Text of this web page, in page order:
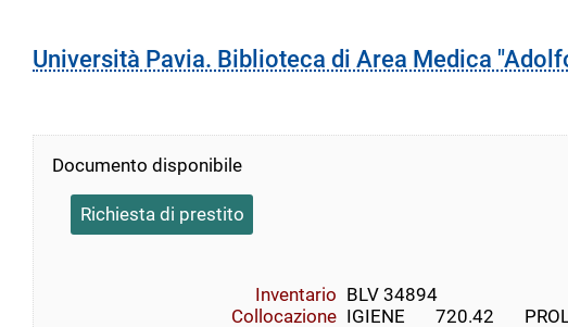
Università Pavia. Biblioteca di Area Medica
Documento disponibile
Richiesta di prestito
Inventario BLV 34894
Collocazione IGIENE       720.42